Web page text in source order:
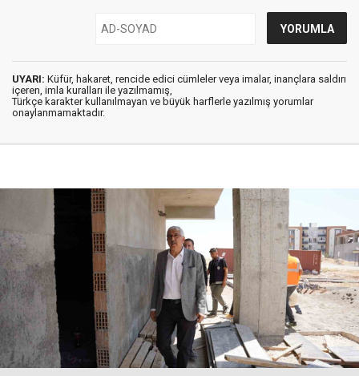
UYARI: Küfür, hakaret, rencide edici cümleler veya imalar, inançlara saldırı
içeren, imla kuralları ile yazılmamış,
Türkçe karakter kullanılmayan ve büyük harflerle yazılmış yorumlar
onaylanmamaktadır.